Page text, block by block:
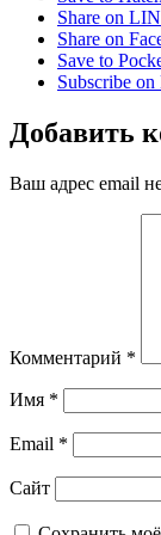
Share on
Share on
Save to
Subscribe on
Добавить
Ваш адрес email
Комментарий *
Имя *
Email *
Сайт